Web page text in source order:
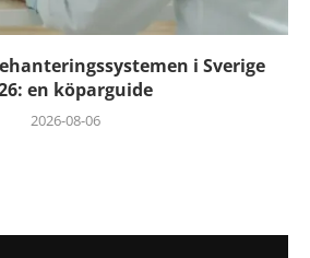
i Sverige
en köparguide
2026-08-06